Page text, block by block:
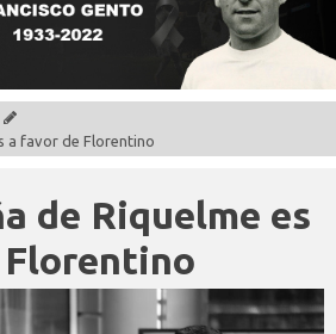
a favor de Florentino
de Riquelme es